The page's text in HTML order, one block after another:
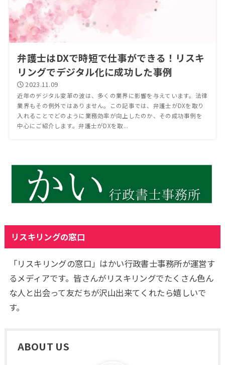
弁護士はDXで時短で仕事ができる！リスキ
リングでデジタル化に成功した事例
2023.11.09
近年のデジタル変革の波は、多くの業界に影響を与えています。法律
業界もその例外ではありません。この記事では、弁護士がDXを取り
入れることでどのように業務効率が向上したのか、その成功事例を
中心にご紹介します。弁護士がDXを取...
リスキリングの窓口
「リスキリングの窓口」はかい行政書士事務所が運営す
るメディアです。皆さんがリスキリングでたくさん色ん
な人と出会って友だちが沢山出来てくれたら嬉しいで
す。
ABOUT US